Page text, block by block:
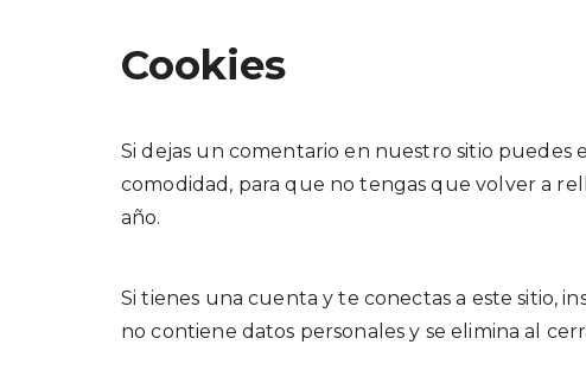
Cookies
Si dejas un comentario en nuestro sitio
comodidad, para que no tengas que volver a
año.
Si tienes una cuenta y te conectas a este sitio,
no contiene datos personales y se elimina al